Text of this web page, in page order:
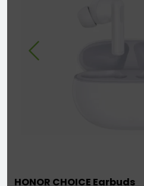
HONOR CHOICE Earbuds